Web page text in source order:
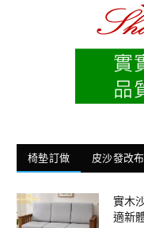
椅墊訂做 皮沙發改布
實木
適新